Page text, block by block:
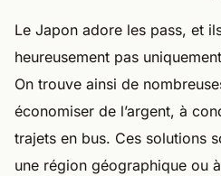
Le Japon adore les pass, et
heureusement pas
On trouve ainsi de
économiser de l’argent, à
trajets en bus. Ces solutions
une région géographique ou